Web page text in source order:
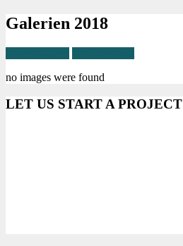
Galerien 2018
no images were found
LET US START A PROJECT